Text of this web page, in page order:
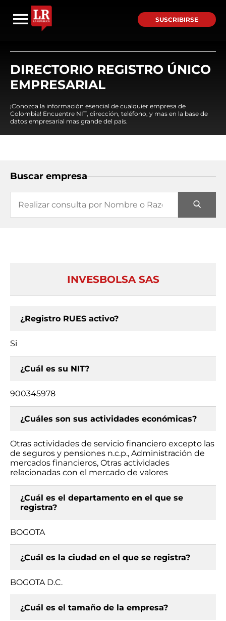
SUSCRIBIRSE
DIRECTORIO REGISTRO ÚNICO
EMPRESARIAL
¡Conozca la información esencial de cualquier empresa de
Colombia! Encuentre NIT, dirección, teléfono, y mas en la base de
datos empresarial mas grande del país.
Buscar empresa
INVESBOLSA SAS
¿Registro RUES activo?
Si
¿Cuál es su NIT?
900345978
¿Cuáles son sus actividades económicas?
Otras actividades de servicio financiero excepto las
de seguros y pensiones n.c.p., Administración de
mercados financieros, Otras actividades
relacionadas con el mercado de valores
¿Cuál es el departamento en el que se
registra?
BOGOTA
¿Cuál es la ciudad en el que se registra?
BOGOTA D.C.
¿Cuál es el tamaño de la empresa?